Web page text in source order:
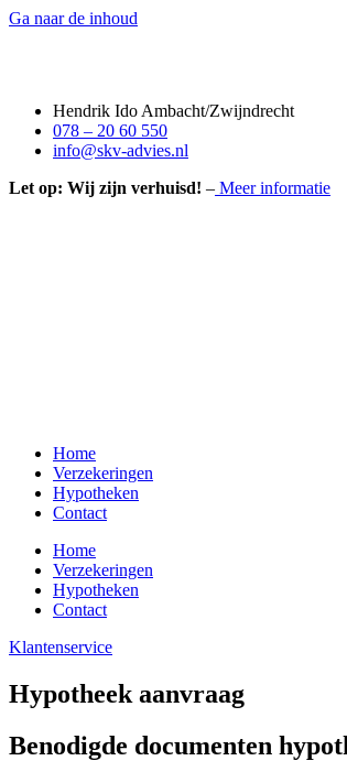
Ga naar de inhoud
Hendrik Ido Ambacht/Zwijndrecht
078 – 20 60 550
info@skv-advies.nl
Let op: Wij zijn verhuisd! – Meer informatie
Home
Verzekeringen
Hypotheken
Contact
Home
Verzekeringen
Hypotheken
Contact
Klantenservice
Hypotheek aanvraag
Benodigde documenten